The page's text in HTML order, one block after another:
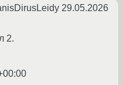
29.05.2026
2.